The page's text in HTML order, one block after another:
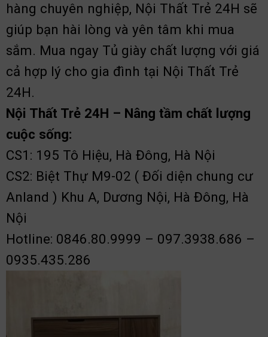
hàng chuyên nghiệp, Nội Thất Trẻ 24H sẽ
giúp bạn hài lòng và yên tâm khi mua
sắm. Mua ngay Tủ giày chất lượng với giá
cả hợp lý cho gia đình tại Nội Thất Trẻ
24H.
Nội Thất Trẻ 24H – Nâng tầm chất lượng
cuộc sống:
CS1: 195 Tô Hiệu, Hà Đông, Hà Nội
CS2: Biệt Thự M9-02 ( Đối diện chung cư
Anland ) Khu A, Dương Nội, Hà Đông, Hà
Nội
Hotline: 0846.80.9999 – 097.3938.686 –
0935.435.286